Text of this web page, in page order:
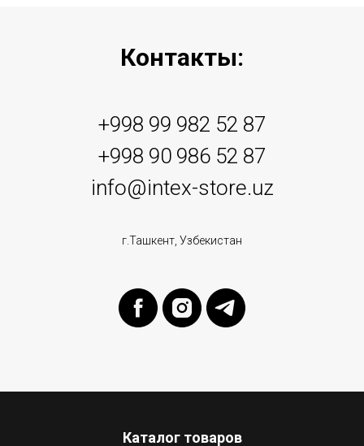
Контакты:
+998 99 982 52 87
+998 90 986 52 87
info@intex-store.uz
г.Ташкент, Узбекистан
Каталог товаров